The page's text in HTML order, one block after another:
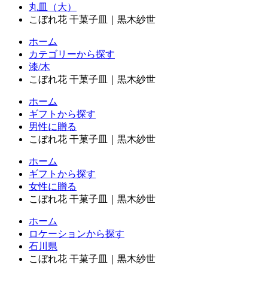
丸皿（大）
こぼれ花 干菓子皿｜黒木紗世
ホーム
カテゴリーから探す
漆/木
こぼれ花 干菓子皿｜黒木紗世
ホーム
ギフトから探す
男性に贈る
こぼれ花 干菓子皿｜黒木紗世
ホーム
ギフトから探す
女性に贈る
こぼれ花 干菓子皿｜黒木紗世
ホーム
ロケーションから探す
石川県
こぼれ花 干菓子皿｜黒木紗世